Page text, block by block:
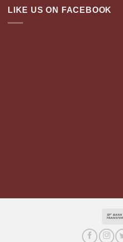
LIKE US ON FACEBOOK